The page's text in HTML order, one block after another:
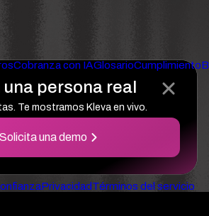
persona real
Te mostramos Kleva en vivo.
Solicita una demo
Cobranza con IAGlosarioCumplimiento
PrivacidadTérminos del servicio